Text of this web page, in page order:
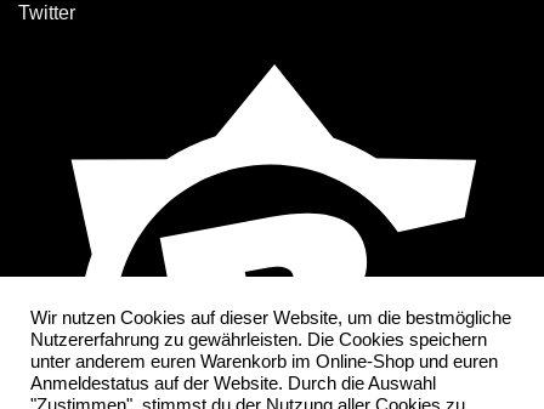
Twitter
Wir nutzen Cookies auf dieser Website, um die bestmögliche
Nutzererfahrung zu gewährleisten. Die Cookies speichern
unter anderem euren Warenkorb im Online-Shop und euren
Anmeldestatus auf der Website. Durch die Auswahl